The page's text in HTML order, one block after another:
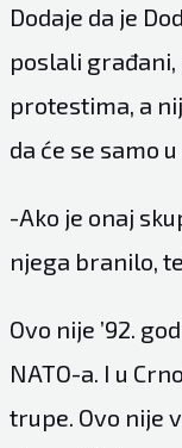
Dodaje da je
poslali građani,
protestima, a
da će se samo
-Ako je onaj
njega branilo,
Ovo nije ’92.
NATO-a. I u
trupe. Ovo nije